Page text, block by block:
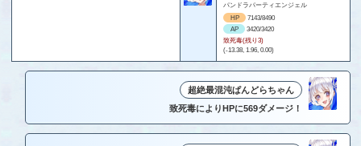
パンドラパーティエンジェル
HP
7143/8490
AP
3420/3420
致死毒(残り3)
(-13.38, 1.96, 0.00)
超絶最混沌ぱんどらちゃん
致死毒によりHPに569ダメージ！